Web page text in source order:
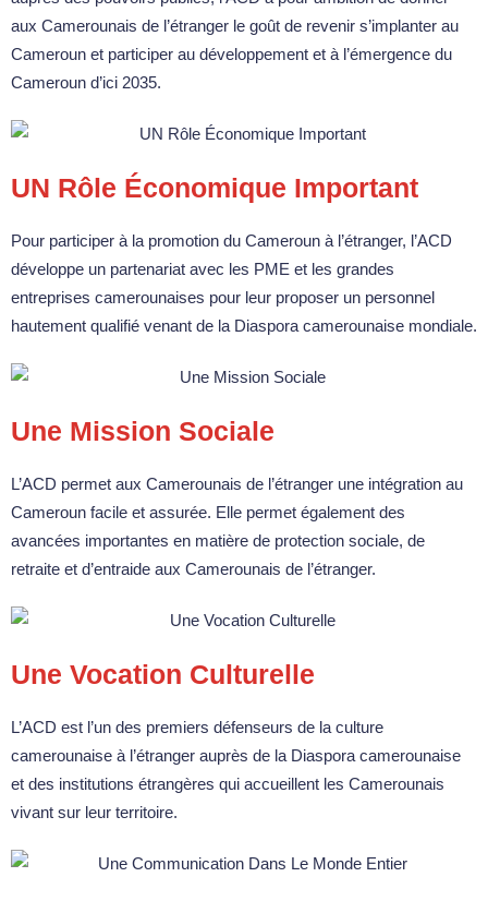
aux Camerounais de l’étranger le goût de revenir s’implanter au
Cameroun et participer au développement et à l’émergence du
Cameroun d’ici 2035.
UN Rôle Économique Important
Pour participer à la promotion du Cameroun à l’étranger, l’ACD
développe un partenariat avec les PME et les grandes
entreprises camerounaises pour leur proposer un personnel
hautement qualifié venant de la Diaspora camerounaise mondiale.
Une Mission Sociale
L’ACD permet aux Camerounais de l’étranger une intégration au
Cameroun facile et assurée. Elle permet également des
avancées importantes en matière de protection sociale, de
retraite et d’entraide aux Camerounais de l’étranger.
Une Vocation Culturelle
L’ACD est l’un des premiers défenseurs de la culture
camerounaise à l’étranger auprès de la Diaspora camerounaise
et des institutions étrangères qui accueillent les Camerounais
vivant sur leur territoire.